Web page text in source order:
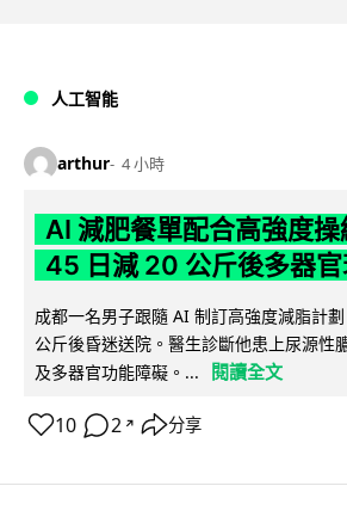
人工智能
arthur 4 小時
AI 減肥餐單配合高強度
45 日減 20 公斤後多器
成都一名男子跟隨 AI 制訂高強度減脂計
公斤後昏迷送院。醫生診斷他患上尿源性
及多器官功能障礙。...
閱讀全文
10 2 ↗ 分享